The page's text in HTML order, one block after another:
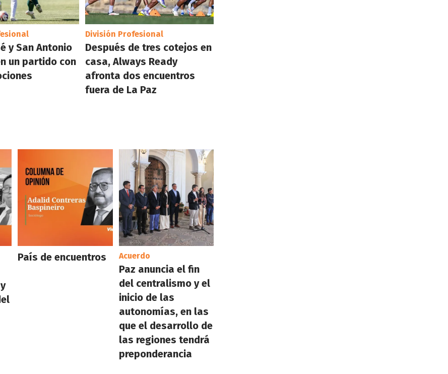
y San Antonio
un partido con
División Profesional
Después de tres cotejos en
casa, Always Ready
afronta dos encuentros
fuera de La Paz
País de encuentros Acuerdo
Paz anuncia el fin
del centralismo y el
inicio de las
autonomías, en las
que el desarrollo de
las regiones tendrá
preponderancia